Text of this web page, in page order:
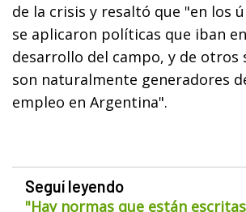
de la crisis y resaltó que "en los
se aplicaron políticas que iban
desarrollo del campo, y de otros
son naturalmente generadores
empleo en Argentina".
Seguí leyendo
"Hay normas que están